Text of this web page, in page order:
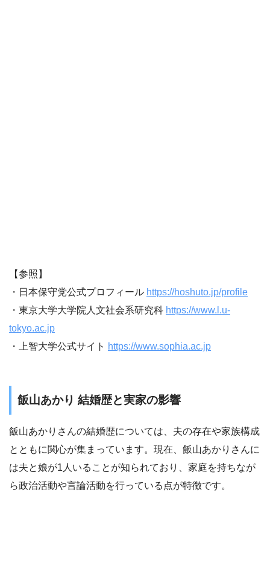
【参照】
・日本保守党公式プロフィール https://hoshuto.jp/profile
・東京大学大学院人文社会系研究科 https://www.l.u-
tokyo.ac.jp
・上智大学公式サイト https://www.sophia.ac.jp
飯山あかり 結婚歴と実家の影響
飯山あかりさんの結婚歴については、夫の存在や家族構成
とともに関心が集まっています。現在、飯山あかりさんに
は夫と娘が1人いることが知られており、家庭を持ちなが
ら政治活動や言論活動を行っている点が特徴です。